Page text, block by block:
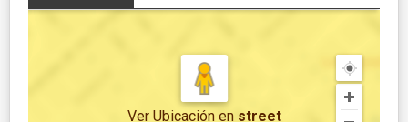
Ver Ubicación en street